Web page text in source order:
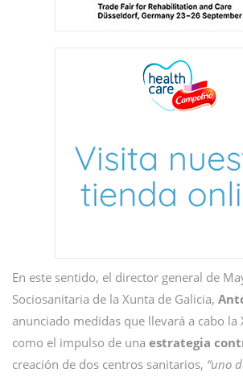
En este sentido, el director general de
Sociosanitaria de la Xunta de Galicia,
anunciado medidas que llevará a cabo la
como el impulso de una estrategia
creación de dos centros sanitarios, “uno